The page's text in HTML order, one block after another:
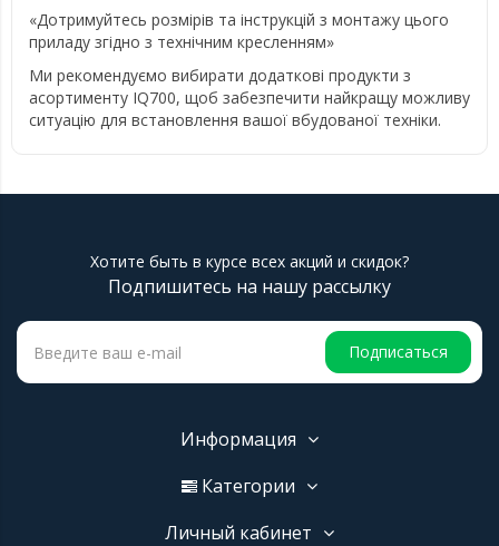
«Дотримуйтесь розмірів та інструкцій з монтажу цього
приладу згідно з технічним кресленням»
Ми рекомендуємо вибирати додаткові продукти з
асортименту IQ700, щоб забезпечити найкращу можливу
ситуацію для встановлення вашої вбудованої техніки.
Хотите быть в курсе всех акций и скидок?
Подпишитесь на нашу рассылку
Подписаться
Информация
Категории
Личный кабинет